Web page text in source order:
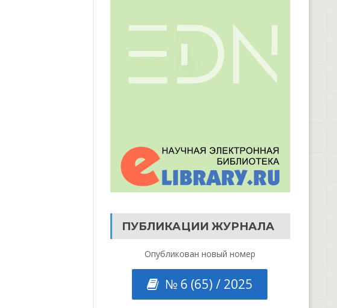
ПУБЛИКАЦИИ ЖУРНАЛА
Опубликован новый номер
№ 6 (65) / 2025